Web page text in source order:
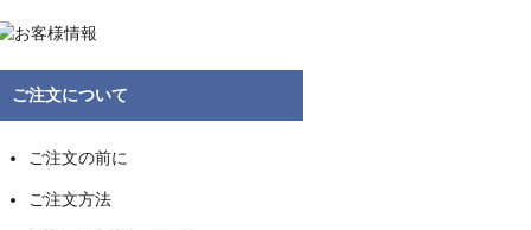
ご注文について
ご注文の前に
ご注文方法